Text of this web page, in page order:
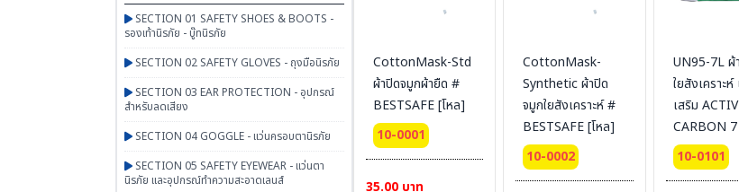
SECTION 01 SAFETY SHOES & BOOTS -
รองเท้านิรภัย - บู๊ทนิรภัย
SECTION 02 SAFETY GLOVES - ถุงมือนิรภัย
SECTION 03 EAR PROTECTION - อุปกรณ์
สำหรับลดเสียง
SECTION 04 GOGGLE - แว่นครอบตานิรภัย
SECTION 05 SAFETY EYEWEAR - แว่นตา
นิรภัย และอุปกรณ์ทำความสะอาดเลนส์
CottonMask-Std
ผ้าปิดจมูกผ้ายืด #
BESTSAFE [โหล]
10-0001
35.00 บาท
CottonMask-
Synthetic ผ้าปิด
จมูกใยสังเคราะห์ #
BESTSAFE [โหล]
10-0002
UN95-7L ผ้
ใยสังเคราะ
เสริม
CARBON
[แพ็คแยกชิ้น]
#BESTSAFE
10-0101